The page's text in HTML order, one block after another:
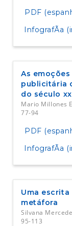
PDF
InfografÃ­a
As
publicitária
do século
Mario Millones
77-94
PDF
InfografÃ­a
Uma
metáfora
Silvana
95-113